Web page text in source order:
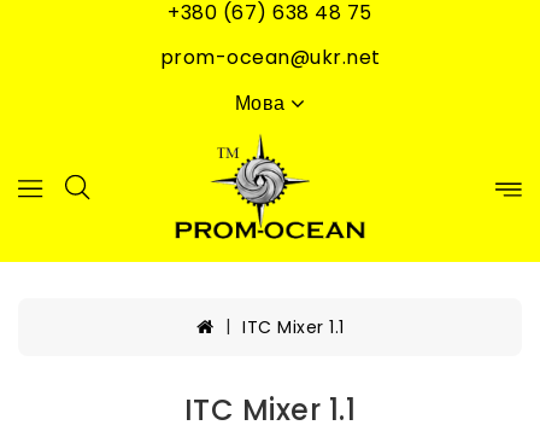
+380 (67) 638 48 75
prom-ocean@ukr.net
Мова
ITC Mixer 1.1
ITC Mixer 1.1